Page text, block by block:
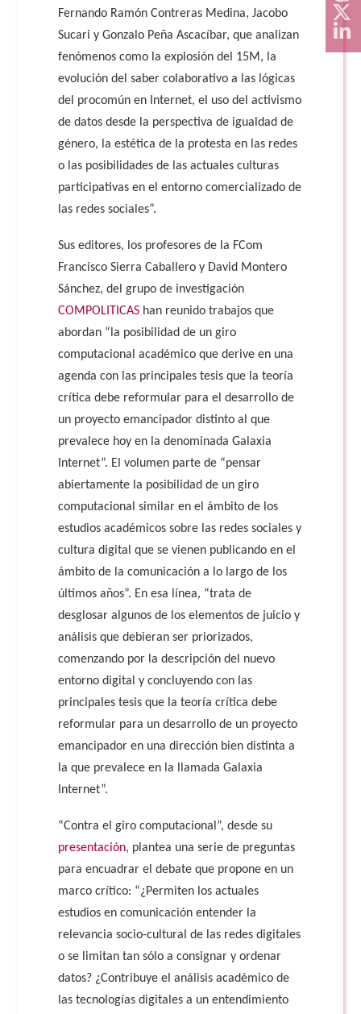
Fernando Ramón Contreras Medina, Jacobo
Sucari y Gonzalo Peña Ascacíbar, que analizan
fenómenos como la explosión del 15M, la
evolución del saber colaborativo a las lógicas
del procomún en Internet, el uso del activismo
de datos desde la perspectiva de igualdad de
género, la estética de la protesta en las redes
o las posibilidades de las actuales culturas
participativas en el entorno comercializado de
las redes sociales”.
Sus editores, los profesores de la FCom
Francisco Sierra Caballero y David Montero
Sánchez, del grupo de investigación
COMPOLITICAS han reunido trabajos que
abordan “la posibilidad de un giro
computacional académico que derive en una
agenda con las principales tesis que la teoría
crítica debe reformular para el desarrollo de
un proyecto emancipador distinto al que
prevalece hoy en la denominada Galaxia
Internet”. El volumen parte de “pensar
abiertamente la posibilidad de un giro
computacional similar en el ámbito de los
estudios académicos sobre las redes sociales y
cultura digital que se vienen publicando en el
ámbito de la comunicación a lo largo de los
últimos años”. En esa línea, “trata de
desglosar algunos de los elementos de juicio y
análisis que debieran ser priorizados,
comenzando por la descripción del nuevo
entorno digital y concluyendo con las
principales tesis que la teoría crítica debe
reformular para un desarrollo de un proyecto
emancipador en una dirección bien distinta a
la que prevalece en la llamada Galaxia
Internet”.
“Contra el giro computacional”, desde su
presentación, plantea una serie de preguntas
para encuadrar el debate que propone en un
marco crítico: “¿Permiten los actuales
estudios en comunicación entender la
relevancia socio-cultural de las redes digitales
o se limitan tan sólo a consignar y ordenar
datos? ¿Contribuye el análisis académico de
las tecnologías digitales a un entendimiento